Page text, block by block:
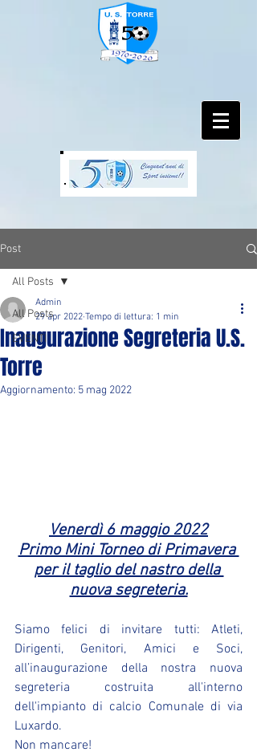
Post
All Posts
EVENTI
All Posts
Inaugurazione Segreteria U.S.
Torre
Admin
29 apr 2022 Tempo di lettura: 1 min
Aggiornamento: 5 mag 2022
Venerdì 6 maggio 2022
Primo Mini Torneo di Primavera
per il taglio del nastro della
nuova segreteria.
Siamo felici di invitare tutti: Atleti,
Dirigenti, Genitori, Amici e Soci,
all’inaugurazione della nostra nuova
segreteria costruita all'interno
dell'impianto di calcio Comunale di via
Luxardo.
Non mancare!